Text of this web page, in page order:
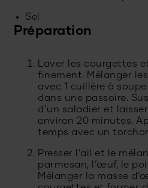
Sel
Préparation
Laver les courgettes
finement. Mélanger
avec 1 cuillère à
dans une passoire.
d’un saladier et
environ 20 minutes.
temps avec un
Presser l’ail et le
parmesan, l’œuf, le
Mélanger la masse